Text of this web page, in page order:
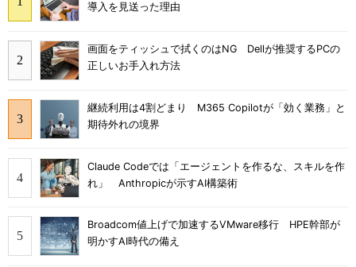
導入を見送った理由
画面をティッシュで拭くのはNG Dellが推奨するPCの
正しいお手入れ方法
継続利用は4割どまり M365 Copilotが「効く業務」と
期待外れの境界
Claude Codeでは「エージェントを作るな、スキルを作
れ」 Anthropicが示すAI構築術
Broadcom値上げで加速するVMware移行 HPE幹部が
明かすAI時代の備え